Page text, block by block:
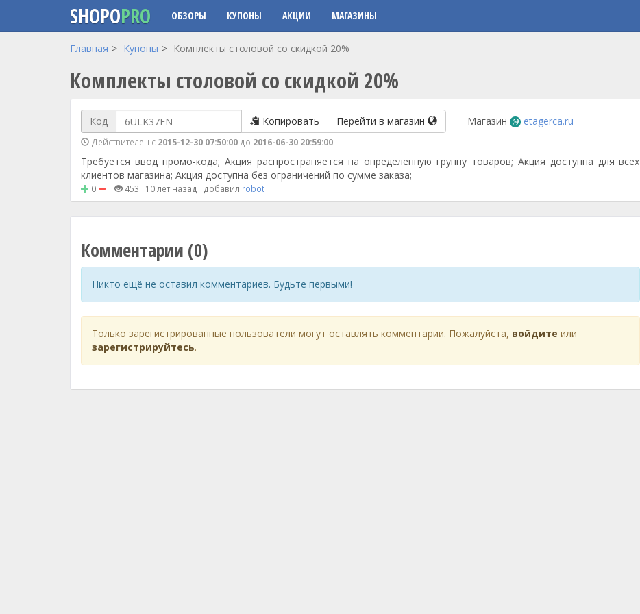
Перейти к основному содержанию
SHOPOPRO ОБЗОРЫ КУПОНЫ АКЦИИ МАГАЗИНЫ
Главная Купоны Комплекты столовой со скидкой 20%
Комплекты столовой со скидкой 20%
Код Копировать Перейти в магазин
Действителен с 2015-12-30 07:50:00 до 2016-06-30 20:59:00
Магазин etagerca.ru
Требуется ввод промо-кода; Акция распространяется на определенную группу товаров; Акция доступна для всех
клиентов магазина; Акция доступна без ограничений по сумме заказа;
0 453 10 лет назад добавил robot
Комментарии (0)
Никто ещё не оставил комментариев. Будьте первыми!
Только зарегистрированные пользователи могут оставлять комментарии. Пожалуйста, войдите или
зарегистрируйтесь.